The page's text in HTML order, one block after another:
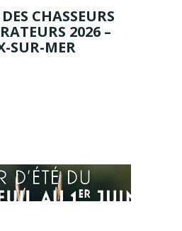
CHASSEURS
2026 –
SUR-MER